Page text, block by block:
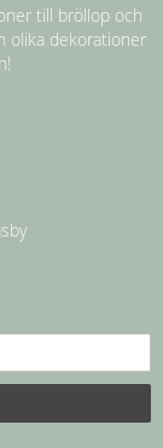
till bröllop och
olika dekorationer